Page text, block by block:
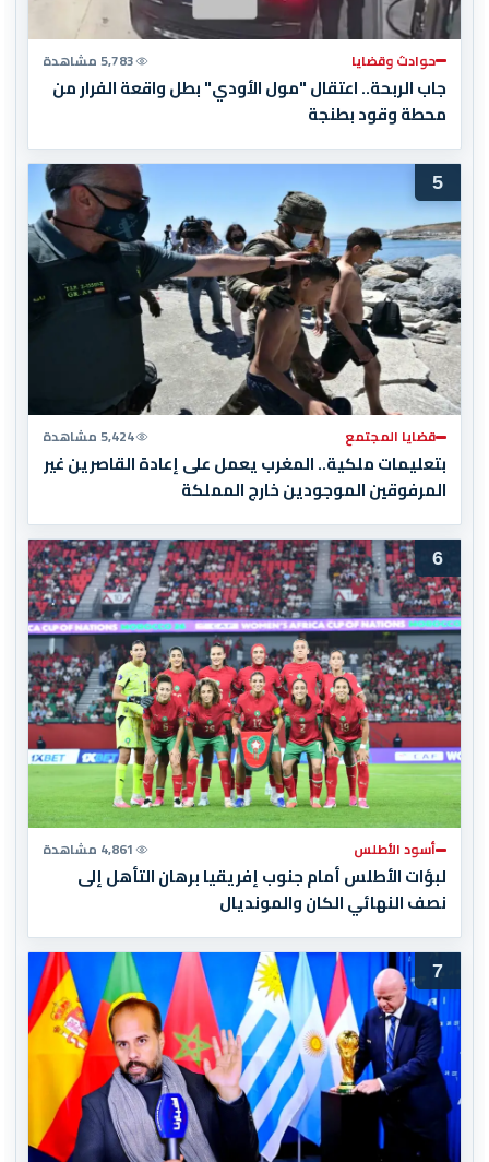
حوادث وقضايا 5,783 مشاهدة
جاب الربحة.. اعتقال "مول الأودي" بطل واقعة الفرار من
محطة وقود بطنجة
5
قضايا المجتمع 5,424 مشاهدة
بتعليمات ملكية.. المغرب يعمل على إعادة القاصرين غير
المرفوقين الموجودين خارج المملكة
6
أسود الأطلس 4,861 مشاهدة
لبؤات الأطلس أمام جنوب إفريقيا برهان التأهل إلى
نصف النهائي الكان والمونديال
7